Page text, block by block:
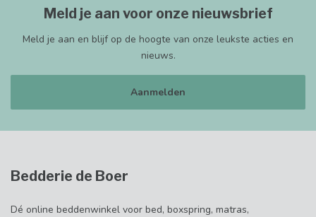
Meld je aan voor onze nieuwsbrief
Meld je aan en blijf op de hoogte van onze leukste acties en
nieuws.
Aanmelden
Bedderie de Boer
Dé online beddenwinkel voor bed, boxspring, matras,